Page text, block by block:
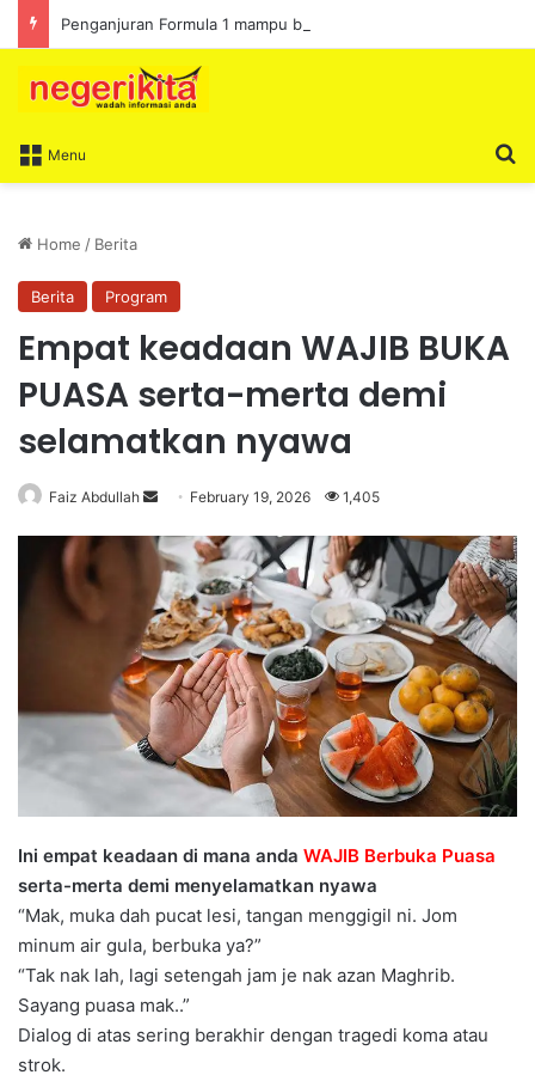
Penganjuran Formula 1 mampu bawa limpahan ekonomi
Menu
Home / Berita
Berita Program
Empat keadaan WAJIB BUKA
PUASA serta-merta demi
selamatkan nyawa
Faiz Abdullah
n
d
a
n
e
m
a
i
February 19, 2026 1,405
Ini empat keadaan di mana anda WAJIB Berbuka Puasa
serta-merta demi menyelamatkan nyawa
“Mak, muka dah pucat lesi, tangan menggigil ni. Jom
minum air gula, berbuka ya?”
“Tak nak lah, lagi setengah jam je nak azan Maghrib.
Sayang puasa mak..”
Dialog di atas sering berakhir dengan tragedi koma atau
strok.